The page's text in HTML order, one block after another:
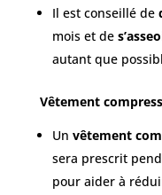
Il est conseillé de
mois et de
autant que
Vêtement
Un vêtement
sera prescrit
pour aider à